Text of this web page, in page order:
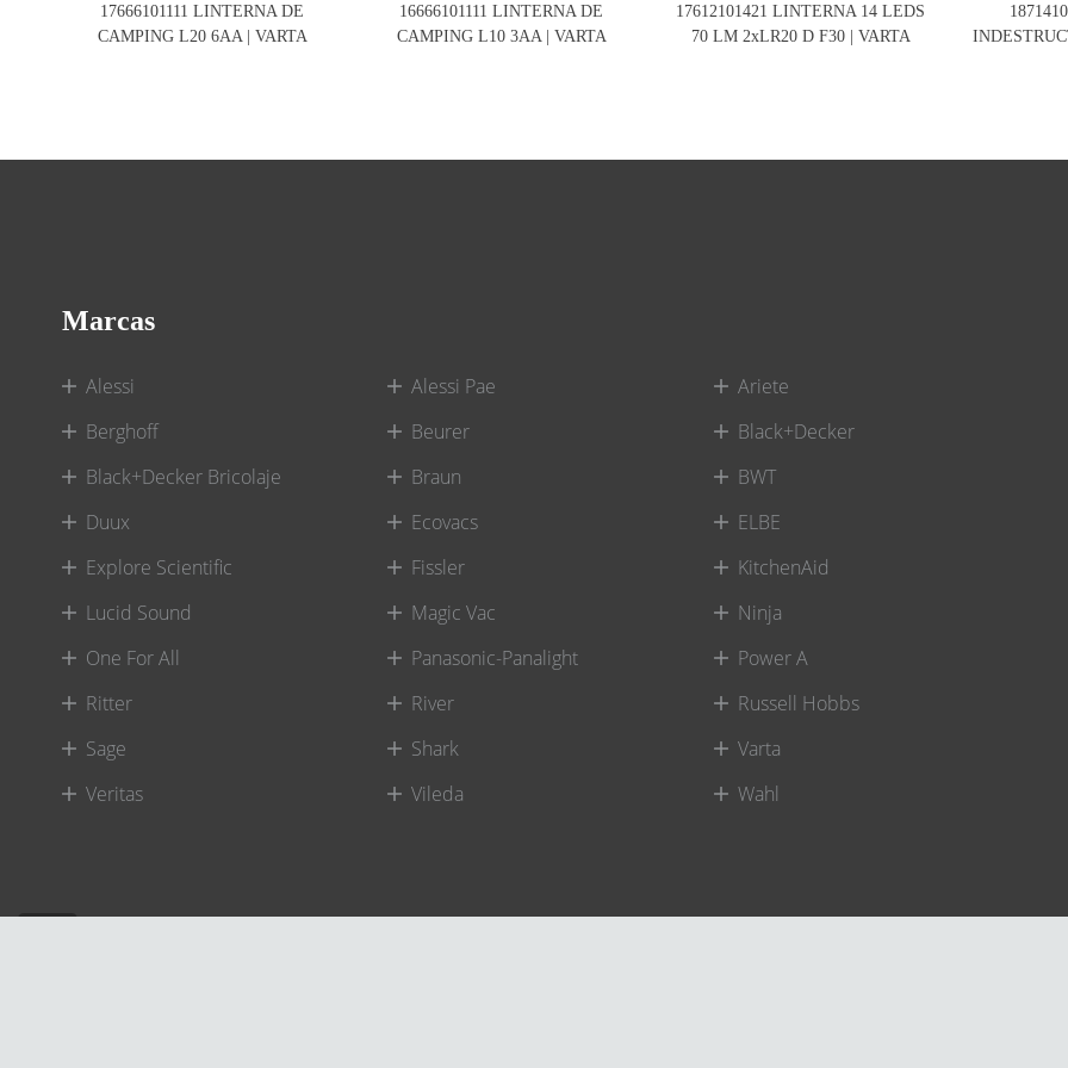
17666101111 LINTERNA DE
CAMPING L20 6AA | VARTA
16666101111 LINTERNA DE
CAMPING L10 3AA | VARTA
17612101421 LINTERNA 14 LEDS
70 LM 2xLR20 D F30 | VARTA
Marcas
Alessi Alessi Pae
Ariete
Berghoff
Beurer
Black+Decker
Black+Decker Bricolaje
Braun
BWT
Duux
Ecovacs
ELBE
Explore Scientific
Fissler
KitchenAid
Lucid Sound
Magic Vac
Ninja
One For All
Panasonic-Panalight
Power A
Ritter
River
Russell Hobbs
Sage
Shark
Varta
Veritas
Vileda Wahl